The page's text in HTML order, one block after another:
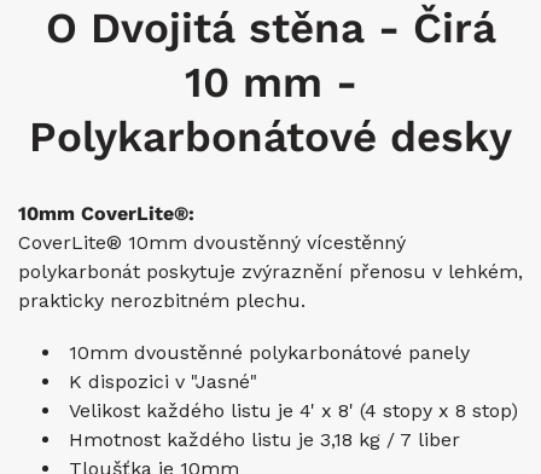
O Dvojitá stěna - Čirá
10 mm -
Polykarbonátové desky
10mm CoverLite®:
CoverLite® 10mm dvoustěnný vícestěnný
polykarbonát poskytuje zvýraznění přenosu v lehkém,
prakticky nerozbitném plechu.
10mm dvoustěnné polykarbonátové panely
K dispozici v "Jasné"
Velikost každého listu je 4' x 8' (4 stopy x 8 stop)
Hmotnost každého listu je 3,18 kg / 7 liber
Tloušťka je 10mm